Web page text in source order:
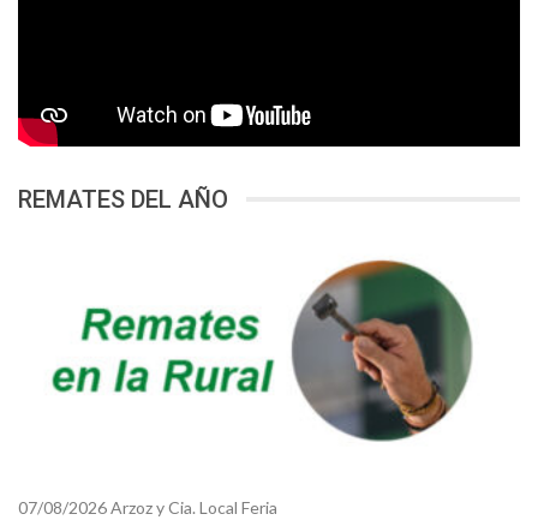
REMATES DEL AÑO
07/08/2026 Arzoz y Cia. Local Feria